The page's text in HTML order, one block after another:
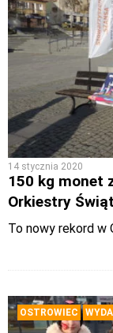
14 stycznia 2020
150 kg monet
Orkiestry
To nowy rekord w
OSTROWIEC